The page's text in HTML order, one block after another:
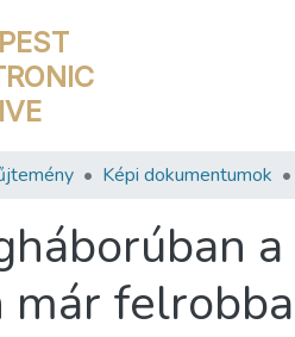
Képi dokumentumok
már